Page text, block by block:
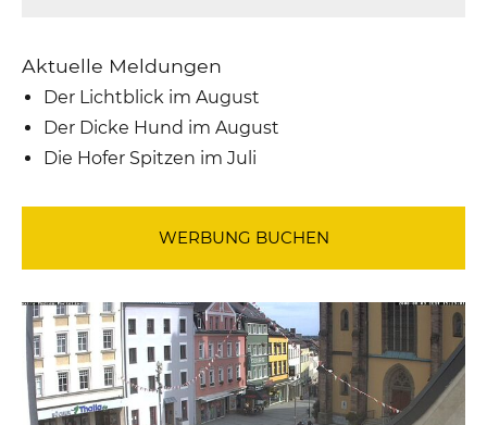
Aktuelle Meldungen
Der Lichtblick im August
Der Dicke Hund im August
Die Hofer Spitzen im Juli
WERBUNG BUCHEN